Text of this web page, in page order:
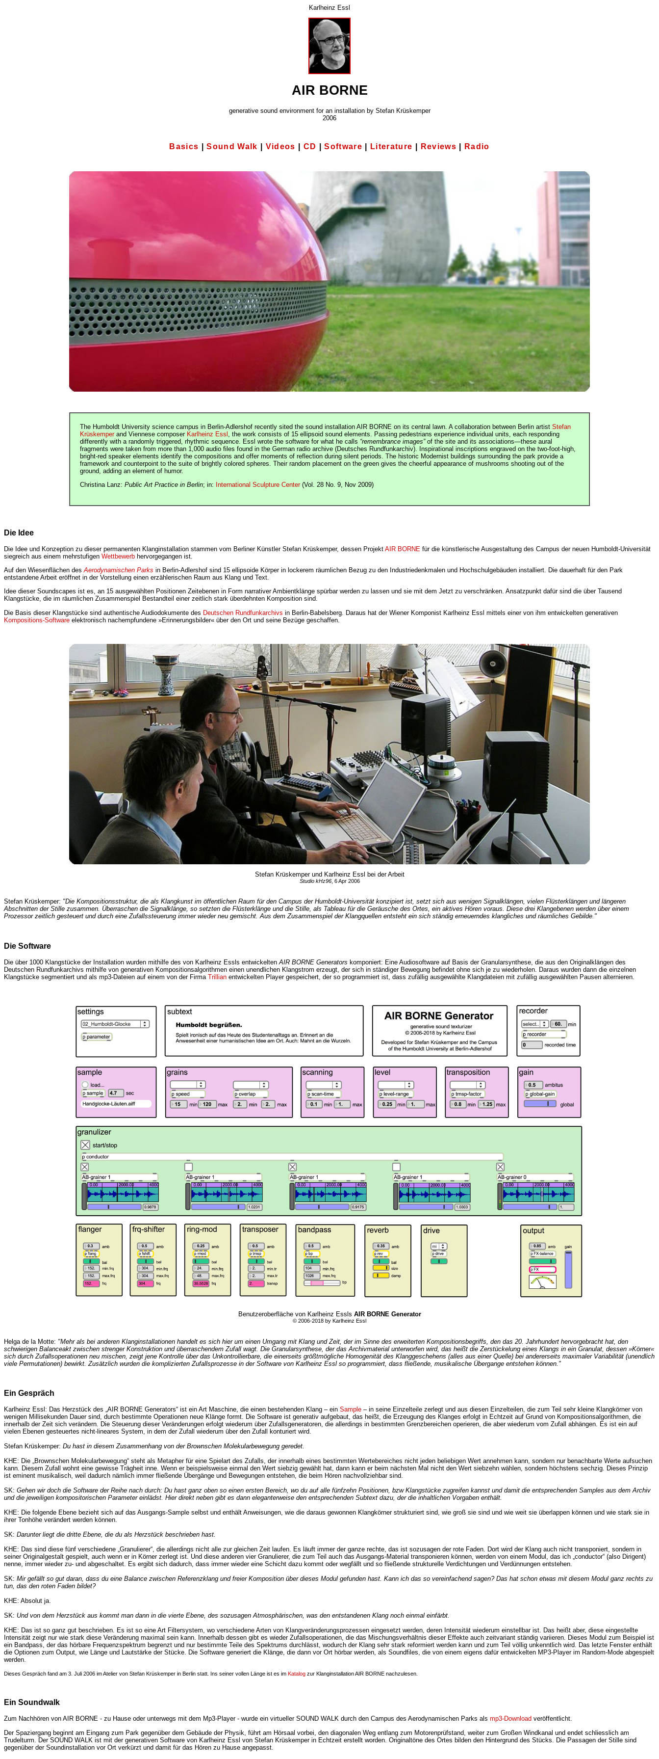
Karlheinz Essl
AIR BORNE
generative sound environment for an installation by Stefan Krüskemper
2006
Basics |Sound Walk Videos CD |Software Literature Reviews Radio
The Humboldt University science campus in Berlin-Adlershof recently sited the sound installation AIR BORNE on its central lawn. A collaboration between Berlin artist Stefan
Krüskemperand Viennese composer Karlheinz Essl , the work consists of 15 ellipsoid sound elements. Passing pedestrians experience individual units, each responding
differently with a randomly triggered, rhythmic sequence. Essl wrote the software for what he calls “remembrance images”of the site and its associations—these aural
fragments were taken from more than 1,000 audio files found in the German radio archive (Deutsches Rundfunkarchiv). Inspirational inscriptions engraved on the two-foot-high,
bright-red speaker elements identify the compositions and offer moments of reflection during silent periods. The historic Modernist buildings surrounding the park provide a
framework and counterpoint to the suite of brightly colored spheres. Their random placement on the green gives the cheerful appearance of mushrooms shooting out of the
ground, adding an element of humor.
Christina Lanz: Public Art Practice in Berlin; in: International Sculpture Center(Vol. 28 No. 9, Nov 2009)
Die Idee
Die Idee und Konzeption zu dieser permanenten Klanginstallation stammen vom Berliner Künstler Stefan Krüskemper, dessen Projekt AIR BORNE für die künstlerische Ausgestaltung des Campus der neuen Humboldt-Universität
siegreich aus einem mehrstufigen Wettbewerb hervorgegangen ist.
Auf den Wiesenflächen des Aerodynamischen Parks in Berlin-Adlershof sind 15 ellipsoide Körper in lockerem räumlichen Bezug zu den Industriedenkmalen und Hochschulgebäuden installiert. Die dauerhaft für den Park
entstandene Arbeit eröffnet in der Vorstellung einen erzählerischen Raum aus Klang und Text.
Idee dieser Soundscapes ist es, an 15 ausgewählten Positionen Zeitebenen in Form narrativer Ambientklänge spürbar werden zu lassen und sie mit dem Jetzt zu verschränken. Ansatzpunkt dafür sind die über Tausend
Klangstücke, die im räumlichen Zusammenspiel Bestandteil einer zeitlich stark überdehnten Komposition sind.
Die Basis dieser Klangstücke sind authentische Audiodokumente des Deutschen Rundfunkarchivs in Berlin-Babelsberg. Daraus hat der Wiener Komponist Karlheinz Essl mittels einer von ihm entwickelten generativen
Kompositions-Software elektronisch nachempfundene »Erinnerungsbilder« über den Ort und seine Bezüge geschaffen.
Stefan Krüskemper und Karlheinz Essl bei der Arbeit
Studio kHz96, 6 Apr 2006
Stefan Krüskemper: "Die Kompositionsstruktur, die als Klangkunst im öffentlichen Raum für den Campus der Humboldt-Universität konzipiert ist, setzt sich aus wenigen Signalklängen, vielen Flüsterklängen und längeren
Abschnitten der Stille zusammen. Überraschen die Signalklänge, so setzten die Flüsterklänge und die Stille, als Tableau für die Geräusche des Ortes, ein aktives Hören voraus. Diese drei Klangebenen werden über einem
Prozessor zeitlich gesteuert und durch eine Zufallssteuerung immer wieder neu gemischt. Aus dem Zusammenspiel der Klangquellen entsteht ein sich ständig erneuerndes klangliches und räumliches Gebilde."
Die Software
Die über 1000 Klangstücke der Installation wurden mithilfe des von Karlheinz Essls entwickelten AIR BORNE Generators komponiert: Eine Audiosoftware auf Basis der Granularsynthese, die aus den Originalklängen des
Deutschen Rundfunkarchivs mithilfe von generativen Kompositionsalgorithmen einen unendlichen Klangstrom erzeugt, der sich in ständiger Bewegung befindet ohne sich je zu wiederholen. Daraus wurden dann die einzelnen
Klangstücke segmentiert und als mp3-Dateien auf einem von der Firma Trillian entwickelten Player gespeichert, der so programmiert ist, dass zufällig ausgewählte Klangdateien mit zufällig ausgewählten Pausen alternieren.
Benutzeroberfläche von Karlheinz Essls AIR BORNE Generator
© 2006-2018 by Karlheinz Essl
Helga de la Motte: "Mehr als bei anderen Klanginstallationen handelt es sich hier um einen Umgang mit Klang und Zeit, der im Sinne des erweiterten Kompositionsbegriffs, den das 20. Jahrhundert hervorgebracht hat, den
schwierigen Balanceakt zwischen strenger Konstruktion und überraschendem Zufall wagt. Die Granularsynthese, der das Archivmaterial unterworfen wird, das heißt die Zerstückelung eines Klangs in ein Granulat, dessen »Körner«
sich durch Zufallsoperationen neu mischen, zeigt jene Kontrolle über das Unkontrollierbare, die einerseits größtmögliche Homogenität des Klanggeschehens (alles aus einer Quelle) bei andererseits maximaler Variabilität (unendlich
viele Permutationen) bewirkt. Zusätzlich wurden die komplizierten Zufallsprozesse in der Software von Karlheinz Essl so programmiert, dass fließende, musikalische Übergange entstehen können."
Ein Gespräch
Karlheinz Essl: Das Herzstück des „AIR BORNE Generators“ ist ein Art Maschine, die einen bestehenden Klang – ein Sample – in seine Einzelteile zerlegt und aus diesen Einzelteilen, die zum Teil sehr kleine Klangkörner von
wenigen Millisekunden Dauer sind, durch bestimmte Operationen neue Klänge formt. Die Software ist generativ aufgebaut, das heißt, die Erzeugung des Klanges erfolgt in Echtzeit auf Grund von Kompositionsalgorithmen, die
innerhalb der Zeit sich verändern. Die Steuerung dieser Veränderungen erfolgt wiederum über Zufallsgeneratoren, die allerdings in bestimmten Grenzbereichen operieren, die aber wiederum vom Zufall abhängen. Es ist ein auf
vielen Ebenen gesteuertes nicht-lineares System, in dem der Zufall wiederum über den Zufall konturiert wird.
Stefan Krüskemper: Du hast in diesem Zusammenhang von der Brownschen Molekularbewegung geredet.
KHE: Die „Brownschen Molekularbewegung“ steht als Metapher für eine Spielart des Zufalls, der innerhalb eines bestimmten Wertebereiches nicht jeden beliebigen Wert annehmen kann, sondern nur benachbarte Werte aufsuchen
kann. Diesem Zufall wohnt eine gewisse Trägheit inne. Wenn er beispielsweise einmal den Wert siebzig gewählt hat, dann kann er beim nächsten Mal nicht den Wert siebzehn wählen, sondern höchstens sechzig. Dieses Prinzip
ist eminent musikalisch, weil dadurch nämlich immer fließende Übergänge und Bewegungen entstehen, die beim Hören nachvollziehbar sind.
SK: Gehen wir doch die Software der Reihe nach durch: Du hast ganz oben so einen ersten Bereich, wo du auf alle fünfzehn Positionen, bzw Klangstücke zugreifen kannst und damit die entsprechenden Samples aus dem Archiv
und die jeweiligen kompositorischen Parameter einlädst. Hier direkt neben gibt es dann eleganterweise den entsprechenden Subtext dazu, der die inhaltlichen Vorgaben enthält.
KHE: Die folgende Ebene bezieht sich auf das Ausgangs-Sample selbst und enthält Anweisungen, wie die daraus gewonnen Klangkörner strukturiert sind, wie groß sie sind und wie weit sie überlappen können und wie stark sie in
ihrer Tonhöhe verändert werden können.
SK: Darunter liegt die dritte Ebene, die du als Herzstück beschrieben hast.
KHE: Das sind diese fünf verschiedene „Granulierer“, die allerdings nicht alle zur gleichen Zeit laufen. Es läuft immer der ganze rechte, das ist sozusagen der rote Faden. Dort wird der Klang auch nicht transponiert, sondern in
seiner Originalgestalt gespielt, auch wenn er in Körner zerlegt ist. Und diese anderen vier Granulierer, die zum Teil auch das Ausgangs-Material transponieren können, werden von einem Modul, das ich „conductor“ (also Dirigent)
nenne, immer wieder zu- und abgeschaltet. Es ergibt sich dadurch, dass immer wieder eine Schicht dazu kommt oder wegfällt und so fließende strukturelle Verdichtungen und Verdünnungen entstehen.
SK: Mir gefällt so gut daran, dass du eine Balance zwischen Referenzklang und freier Komposition über dieses Modul gefunden hast. Kann ich das so vereinfachend sagen? Das hat schon etwas mit diesem Modul ganz rechts zu
tun, das den roten Faden bildet?
KHE: Absolut ja.
SK: Und von dem Herzstück aus kommt man dann in die vierte Ebene, des sozusagen Atmosphärischen, was den entstandenen Klang noch einmal einfärbt.
KHE: Das ist so ganz gut beschrieben. Es ist so eine Art Filtersystem, wo verschiedene Arten von Klangveränderungsprozessen eingesetzt werden, deren Intensität wiederum einstellbar ist. Das heißt aber, diese eingestellte
Intensität zeigt nur wie stark diese Veränderung maximal sein kann. Innerhalb dessen gibt es wieder Zufallsoperationen, die das Mischungsverhältnis dieser Effekte auch zeitvariant ständig variieren. Dieses Modul zum Beispiel ist
ein Bandpass, der das hörbare Frequenzspektrum begrenzt und nur bestimmte Teile des Spektrums durchlässt, wodurch der Klang sehr stark reformiert werden kann und zum Teil völlig unkenntlich wird. Das letzte Fenster enthält
die Optionen zum Output, wie Länge und Lautstärke der Stücke. Die Software generiert die Klänge, die dann vor Ort hörbar werden, als Soundfiles, die von einem eigens dafür entwickelten MP3-Player im Random-Mode abgespielt
werden.
Dieses Gespräch fand am 3. Juli 2006 im Atelier von Stefan Krüskemper in Berlin statt. Ins seiner vollen Länge ist es im Katalog zur Klanginstallation AIR BORNE nachzulesen.
Ein Soundwalk
Zum Nachhören von AIR BORNE - zu Hause oder unterwegs mit dem Mp3-Player - wurde ein virtueller SOUND WALK durch den Campus des Aerodynamischen Parks als mp3-Download veröffentlicht.
Der Spaziergang beginnt am Eingang zum Park gegenüber dem Gebäude der Physik, führt am Hörsaal vorbei, den diagonalen Weg entlang zum Motorenprüfstand, weiter zum Großen Windkanal und endet schliesslich am
Trudelturm. Der SOUND WALK ist mit der generativen Software von Karlheinz Essl von Stefan Krüskemper in Echtzeit erstellt worden. Originaltöne des Ortes bilden den Hintergrund des Stücks. Die Passagen der Stille sind
gegenüber der Soundinstallation vor Ort verkürzt und damit für das Hören zu Hause angepasst.